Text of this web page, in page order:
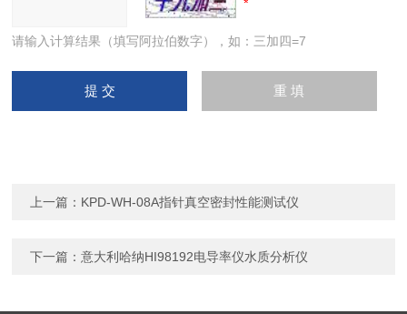
请输入计算结果（填写阿拉伯数字），如：三加四=7
上一篇： KPD-WH-08A指针真空密封性能测试仪
下一篇：意大利哈纳HI98192电导率仪水质分析仪